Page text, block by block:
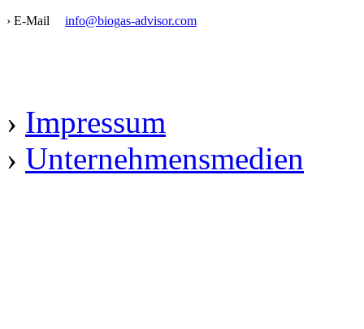
› E-Mail info@biogas-advisor.com
› Impressum
› Unternehmensmedien